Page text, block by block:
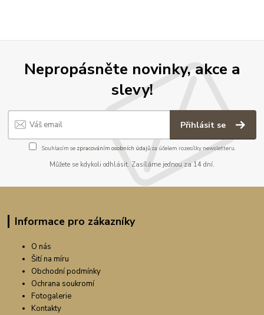
Nepropásněte novinky, akce a
slevy!
Přihlásit se
Souhlasím se zpracováním osobních údajůza účelem rozesílky newsletteru.
Můžete se kdykoli odhlásit. Zasíláme jednou za 14 dní.
Informace pro zákazníky
O nás
Šití na míru
Obchodní podmínky
Ochrana soukromí
Fotogalerie
Kontakty